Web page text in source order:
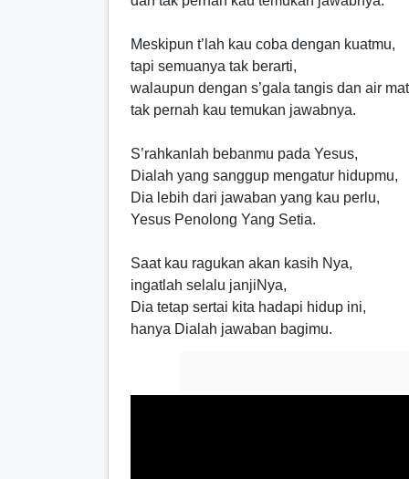
Meskipun t’lah kau coba dengan kuatmu,
tapi semuanya tak berarti,
walaupun dengan s’gala tangis dan air
tak pernah kau temukan jawabnya.
S’rahkanlah bebanmu pada Yesus,
Dialah yang sanggup mengatur hidupmu,
Dia lebih dari jawaban yang kau perlu,
Yesus Penolong Yang Setia.
Saat kau ragukan akan kasih Nya,
ingatlah selalu janjiNya,
Dia tetap sertai kita hadapi hidup ini,
hanya Dialah jawaban bagimu.